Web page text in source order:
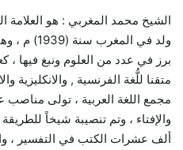
الشيخ محمد المغربي : هو العلامة
ولد في المغرب سنة (1939) م ، وهو من أسرة علمية عريقة .
برز في عدد من العلوم ونبغ فيها ،
متقنا للُّغة الفرنسية , والانكليزية
مجمع اللغة العربية ، تولى مناصب
والإفتاء ، وتم تنصيبة شيخاً
ألف عشرات الكتب في التفسير ،